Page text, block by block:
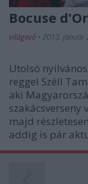
Bocuse
világevő • 2013. január
Utolsó
reggel Széll
aki
majd
addig is pár